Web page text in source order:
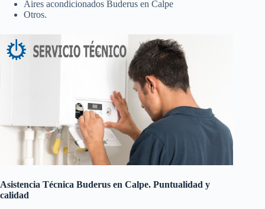
Aires acondicionados Buderus en Calpe
Otros.
Asistencia Técnica Buderus en Calpe. Puntualidad y
calidad